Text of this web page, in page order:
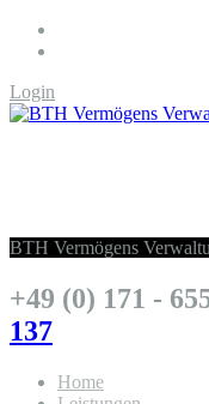
Login
BTH Vermögens
+49 (0) 171 -
137
Home